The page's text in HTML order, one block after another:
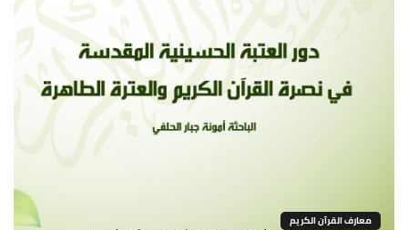
معارف القرآن الكريم